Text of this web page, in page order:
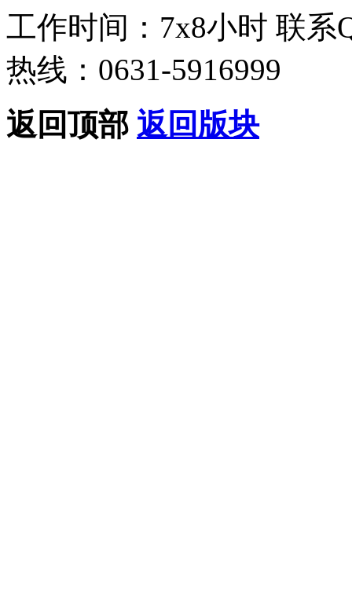
工作时间：7x8小时 联系
热线：0631-5916999
返回顶部 返回版块